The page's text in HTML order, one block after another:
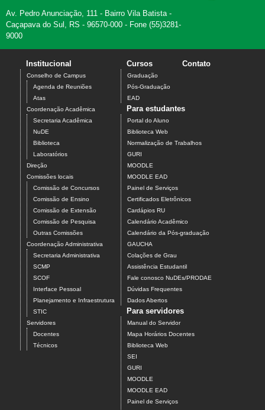
Av. Pedro Anunciação, 111 - Bairro Vila Batista -
Caçapava do Sul, RS - 96570-000 - Fone (55)3281-
9000
Institucional
Conselho de Campus
Agenda de Reuniões
Atas
Coordenação Acadêmica
Secretaria Acadêmica
NuDE
Biblioteca
Laboratórios
Direção
Comissões locais
Comissão de Concursos
Comissão de Ensino
Comissão de Extensão
Comissão de Pesquisa
Outras Comissões
Coordenação Administrativa
Secretaria Administrativa
SCMP
SCOF
Interface Pessoal
Planejamento e Infraestrutura
STIC
Servidores
Docentes
Técnicos
Cursos
Graduação
Pós-Graduação
EAD
Contato
Para estudantes
Portal do Aluno
Biblioteca Web
Normalização de Trabalhos
GURI
MOODLE
MOODLE EAD
Painel de Serviços
Certificados Eletrônicos
Cardápios RU
Calendário Acadêmico
Calendário da Pós-graduação
GAUCHA
Colações de Grau
Assistência Estudantil
Fale conosco NuDEs/PRODAE
Dúvidas Frequentes
Dados Abertos
Para servidores
Manual do Servidor
Mapa Horários Docentes
Biblioteca Web
SEI
GURI
MOODLE
MOODLE EAD
Painel de Serviços